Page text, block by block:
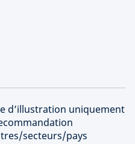
d’illustration uniquement
secteurs/pays